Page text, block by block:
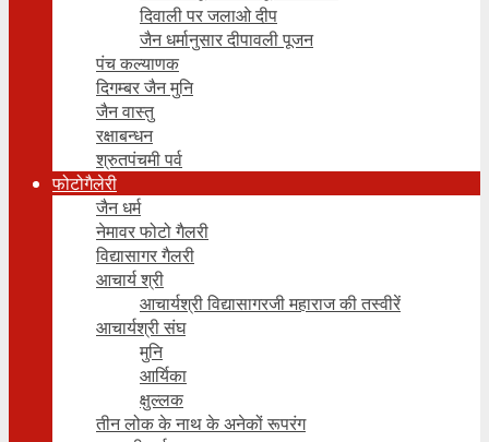
दिवाली पर जलाओ दीप
जैन धर्मानुसार दीपावली पूजन
पंच कल्याणक
दिगम्बर जैन मुनि
जैन वास्तु
रक्षाबन्धन
श्रुतपंचमी पर्व
फोटोगैलेरी
जैन धर्म
नेमावर फोटो गैलरी
विद्यासागर गैलरी
आचार्य श्री
आचार्यश्री विद्यासागरजी महाराज की तस्वीरें
आचार्यश्री संघ
मुनि
आर्यिका
क्षुल्लक
तीन लोक के नाथ के अनेकों रूपरंग